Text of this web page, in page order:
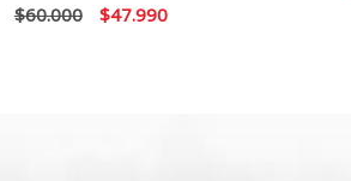
$60.000
El
$47.990El